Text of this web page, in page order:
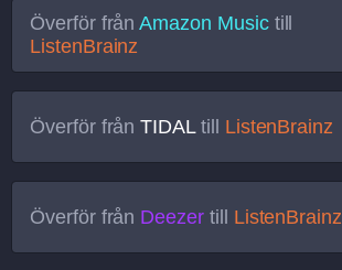
Överför frånAmazon Musictill
ListenBrainz
Överför frånTIDALtill ListenBrainz
Överför från Deezer till ListenBrainz